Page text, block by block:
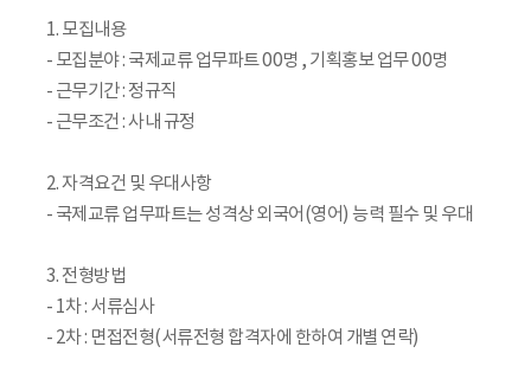
1. 모집내용
- 모집분야 : 국제교류 업무파트 00명 , 기획홍보 업무 00명
- 근무기간 : 정규직
- 근무조건 : 사내 규정
2. 자격요건 및 우대사항
- 국제교류 업무파트는 성격상 외국어(영어) 능력 필수 및 우대
3. 전형방법
- 1차 : 서류심사
- 2차 : 면접전형(서류전형 합격자에 한하여 개별 연락)